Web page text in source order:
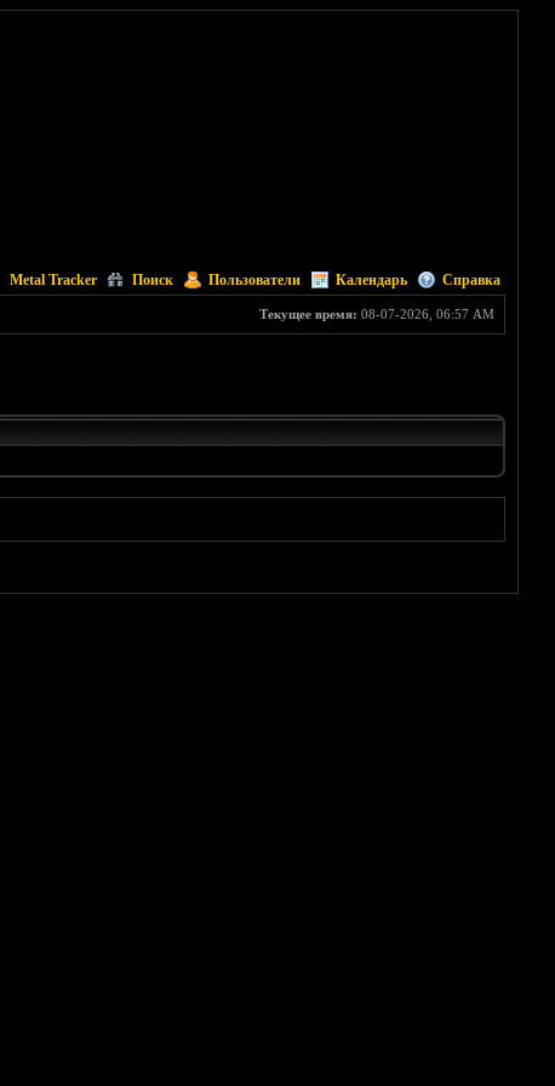
Metal Tracker Поиск Пользователи Календарь Справка
Текущее время: 08-07-2026, 06:57 AM